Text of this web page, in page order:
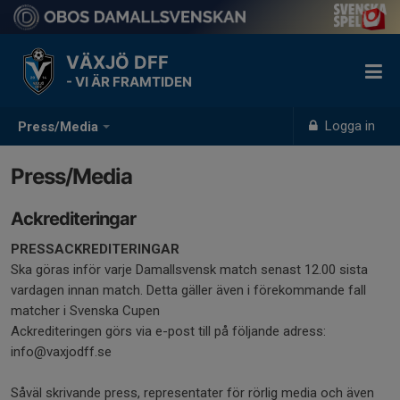
Press/Media Logga in
VÄXJÖ DFF
- VI ÄR FRAMTIDEN
Press/Media
Ackrediteringar
PRESSACKREDITERINGAR
Ska göras inför varje Damallsvensk match senast 12.00 sista
vardagen innan match. Detta gäller även i förekommande fall
matcher i Svenska Cupen
Ackrediteringen görs via e-post till på följande adress:
info@vaxjodff.se
Såväl skrivande press, representater för rörlig media och även